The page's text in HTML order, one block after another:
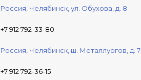
Россия, Челябинск, ул. Обухова, д. 8
+7 912 792-33-80
Россия, Челябинск, ш. Металлургов, д. 7
+7 912 792-36-15